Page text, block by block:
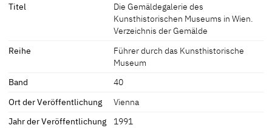
Titel
Die Gemäldegalerie des
Kunsthistorischen Museums in Wien.
Verzeichnis der Gemälde
Reihe
Führer durch das Kunsthistorische
Museum
Band
40
Ort der Veröffentlichung
Vienna
Jahr der Veröffentlichung
1991